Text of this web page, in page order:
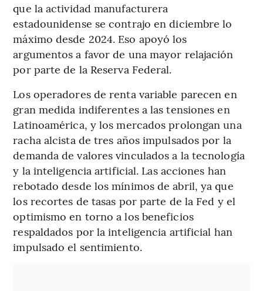
que la actividad manufacturera
estadounidense se contrajo en diciembre lo
máximo desde 2024. Eso apoyó los
argumentos a favor de una mayor relajación
por parte de la Reserva Federal.
Los operadores de renta variable parecen en
gran medida indiferentes a las tensiones en
Latinoamérica, y los mercados prolongan una
racha alcista de tres años impulsados por la
demanda de valores vinculados a la tecnología
y la inteligencia artificial. Las acciones han
rebotado desde los mínimos de abril, ya que
los recortes de tasas por parte de la Fed y el
optimismo en torno a los beneficios
respaldados por la inteligencia artificial han
impulsado el sentimiento.